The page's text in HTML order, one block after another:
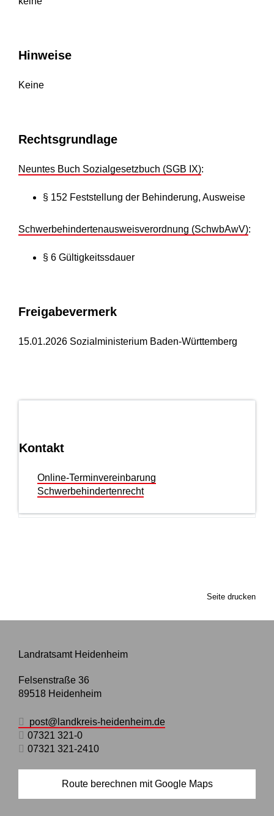
Kontakt
Online-Terminvereinbarung
Schwerbehindertenrecht
Hinweise
Keine
Rechtsgrundlage
Neuntes Buch Sozialgesetzbuch (SGB IX):
§ 152 Feststellung der Behinderung, Ausweise
Schwerbehindertenausweisverordnung (SchwbAwV):
§ 6 Gültigkeitssdauer
Freigabevermerk
15.01.2026 Sozialministerium Baden-Württemberg
Seite drucken
Landratsamt Heidenheim
Felsenstraße 36
89518 Heidenheim
post@landkreis-heidenheim.de
07321 321-0
07321 321-2410
Route berechnen mit Google Maps